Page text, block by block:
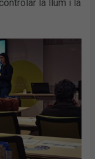
la llum i la